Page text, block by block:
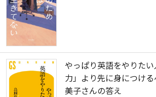
やっぱり英語をやりた
力」より先に身につけ
美子さんの答え